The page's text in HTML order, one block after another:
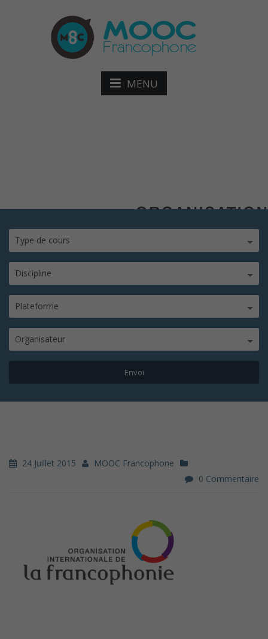
MENU
Type de cours
Discipline
Plateforme
Organisateur
24 Juillet 2015
MOOC Francophone
0 Commentaire